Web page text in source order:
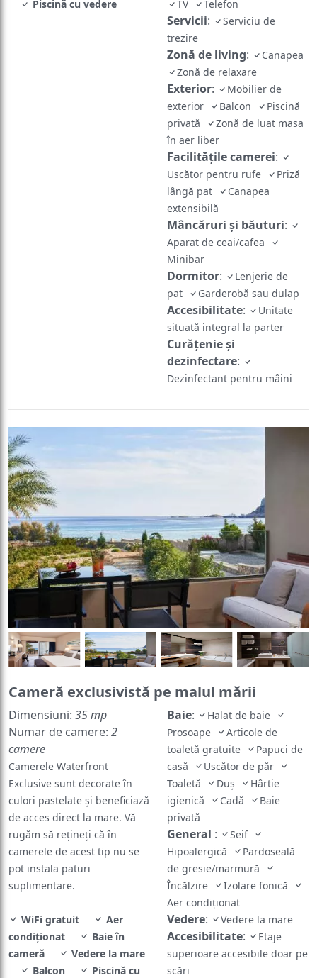
Piscină cu vedere TV Telefon
Servicii:
Serviciu de
trezire
Zonă de living:
Canapea
Zonă de relaxare
Exterior:
Mobilier de
exterior
Balcon
Piscină
privată
Zonă de luat masa
în aer liber
Facilităţile camerei:
Uscător pentru rufe
Priză
lângă pat
Canapea
extensibilă
Mâncăruri și băuturi:
Aparat de ceai/cafea
Minibar
Dormitor:
Lenjerie de
pat
Garderobă sau dulap
Accesibilitate:
Unitate
situată integral la parter
Curățenie și
dezinfectare:
Dezinfectant pentru mâini
Cameră exclusivistă pe malul mării
Dimensiuni: 35 mp
Numar de camere: 2
camere
Camerele Waterfront
Exclusive sunt decorate în
culori pastelate și beneficiază
de acces direct la mare. Vă
rugăm să rețineți că în
camerele de acest tip nu se
pot instala paturi
suplimentare.
WiFi gratuit
Aer
condiționat
Baie în
cameră
Vedere la mare
Balcon
Piscină cu
Baie:
Halat de baie
Prosoape
Articole de
toaletă gratuite
Papuci de
casă
Uscător de păr
Toaletă
Duș
Hârtie
igienică
Cadă
Baie
privată
General :
Seif
Hipoalergică
Pardoseală
de gresie/marmură
Încălzire
Izolare fonică
Aer condiționat
Vedere: Vedere la mare
Accesibilitate:
Etaje
superioare accesibile doar pe
scări